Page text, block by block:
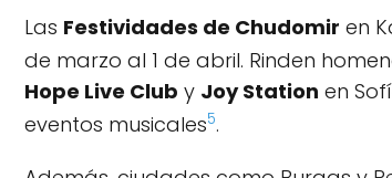
Las Festividades de Chudomir en
de marzo al 1 de abril. Rinden
Hope Live Club y Joy Station en
eventos musicales5.